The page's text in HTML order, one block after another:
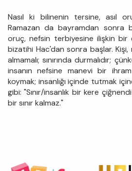
Nasıl ki bilinenin tersine, asıl
Ramazan da bayramdan sonra
oruç, nefsin terbiyesine ilişkin bir
bizatihi Hac'dan sonra başlar. Kişi,
almamalı; sınırında durmalıdır;
insanın nefsine manevi bir
koymak; insanlığı içinde tutmak
gibi: "Sınır/insanlık bir kere
bir sınır kalmaz."